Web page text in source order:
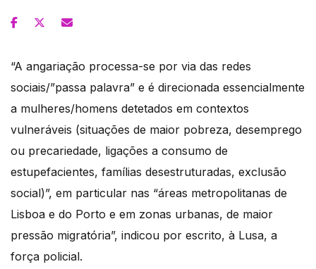
“A angariação processa-se por via das redes
sociais/”passa palavra” e é direcionada essencialmente
a mulheres/homens detetados em contextos
vulneráveis (situações de maior pobreza, desemprego
ou precariedade, ligações a consumo de
estupefacientes, famílias desestruturadas, exclusão
social)”, em particular nas “áreas metropolitanas de
Lisboa e do Porto e em zonas urbanas, de maior
pressão migratória”, indicou por escrito, à Lusa, a
força policial.